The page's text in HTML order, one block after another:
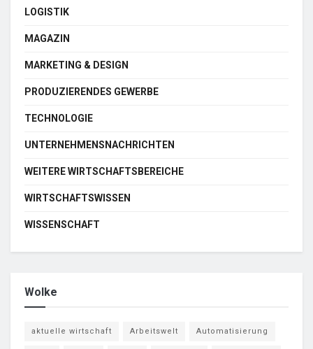
LOGISTIK
MAGAZIN
MARKETING & DESIGN
PRODUZIERENDES GEWERBE
TECHNOLOGIE
UNTERNEHMENSNACHRICHTEN
WEITERE WIRTSCHAFTSBEREICHE
WIRTSCHAFTSWISSEN
WISSENSCHAFT
Wolke
aktuelle wirtschaft Arbeitswelt Automatisierung